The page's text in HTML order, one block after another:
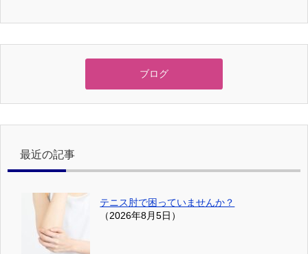
ブログ
最近の記事
テニス肘で困っていませんか？
（2026年8月5日）